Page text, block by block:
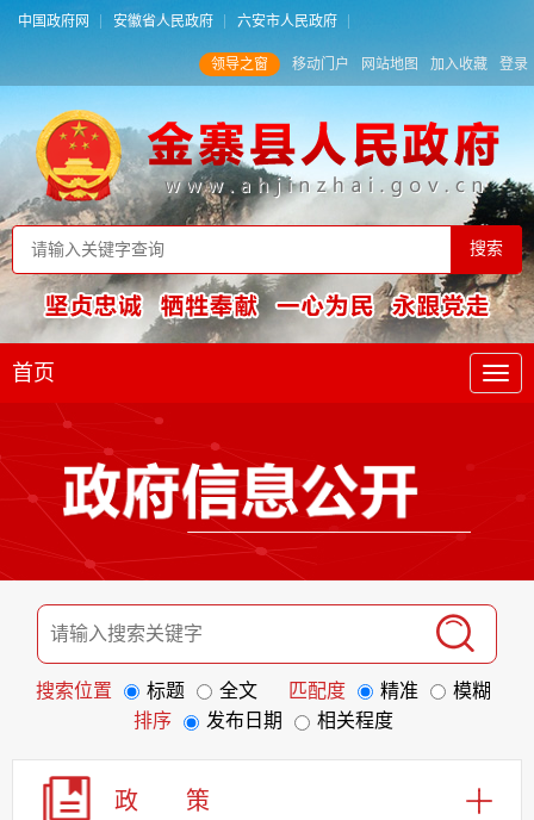
中国政府网 安徽省人民政府 六安市人民政府
领导之窗 移动门户 网站地图 加入收藏 登录
首页
搜索位置 标题 全文 匹配度 精准
模糊
排序
发布日期 相关程度
政 策